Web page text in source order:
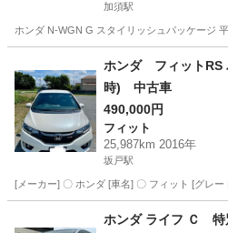
加須駅
ホンダ N-WGN G スタイリッシュパッケージ
加須駅 N-WGN
ホンダ フィットRS パドルシフト7速MT(Sシフト
時) 中古車
490,000円
フィット
25,987km 2016年
坂戸駅
[メーカー] 〇 ホンダ [車名] 〇 フィット [グレ
坂戸駅 フィット
ホンダ ライフ Ｃ 特